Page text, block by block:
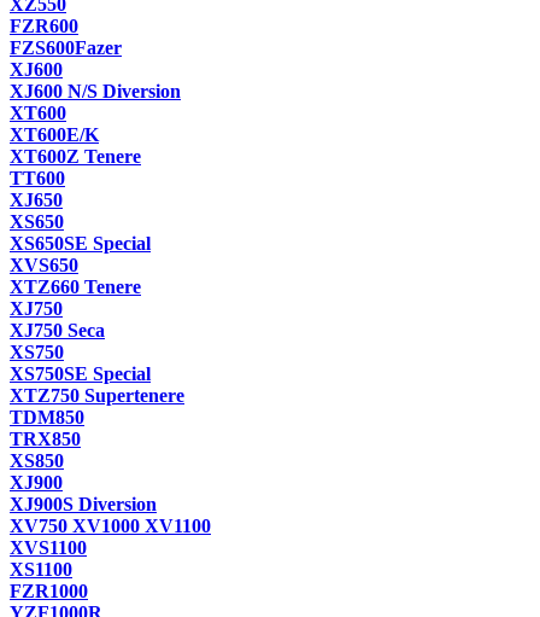
XZ550
FZR600
FZS600Fazer
XJ600
XJ600 N/S Diversion
XT600
XT600E/K
XT600Z Tenere
TT600
XJ650
XS650
XS650SE Special
XVS650
XTZ660 Tenere
XJ750
XJ750 Seca
XS750
XS750SE Special
XTZ750 Supertenere
TDM850
TRX850
XS850
XJ900
XJ900S Diversion
XV750 XV1000 XV1100
XVS1100
XS1100
FZR1000